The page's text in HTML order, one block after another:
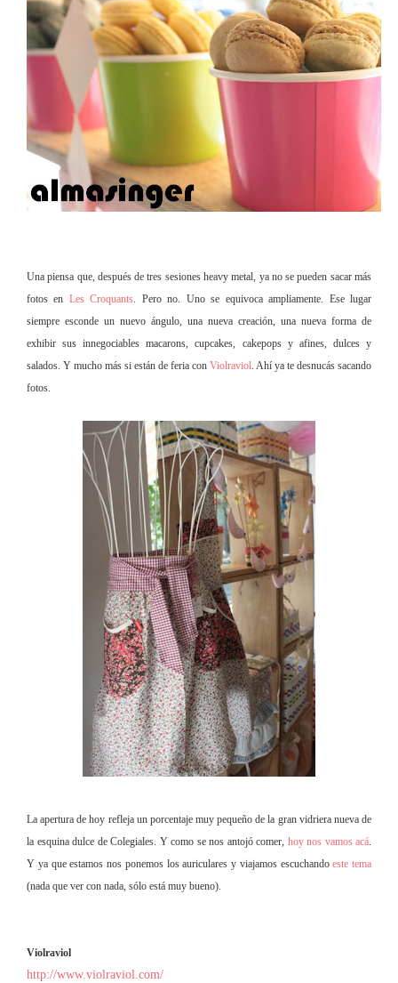
Una piensa que, después de tres sesiones heavy metal, ya no se pueden sacar más
fotos en Les Croquants. Pero no. Uno se equivoca ampliamente. Ese lugar
siempre esconde un nuevo ángulo, una nueva creación, una nueva forma de
exhibir sus innegociables macarons, cupcakes, cakepops y afines, dulces y
salados. Y mucho más si están de feria con Violraviol. Ahí ya te desnucás sacando
fotos.
La apertura de hoy refleja un porcentaje muy pequeño de la gran vidriera nueva de
la esquina dulce de Colegiales. Y como se nos antojó comer, hoy nos vamos acá.
Y ya que estamos nos ponemos los auriculares y viajamos escuchandoeste tema
(nada que ver con nada, sólo está muy bueno).
Violraviol
http://www.violraviol.com/